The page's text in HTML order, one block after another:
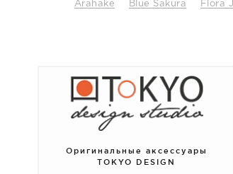
Arahake Blue Sakura Flora
Оригинальные аксессуары
TOKYO DESIGN